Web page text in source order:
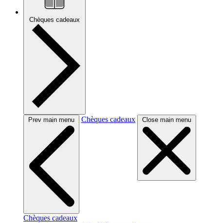
Chèques cadeaux
Prev main menu Chèques cadeaux Close main menu
Chèques cadeaux